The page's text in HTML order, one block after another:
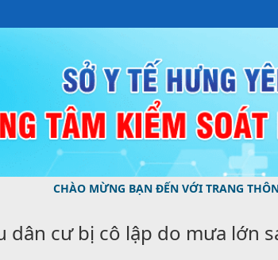
MỪNG BẠN ĐẾN VỚI TRANG THÔNG TIN
cư bị cô lập do mưa lớn